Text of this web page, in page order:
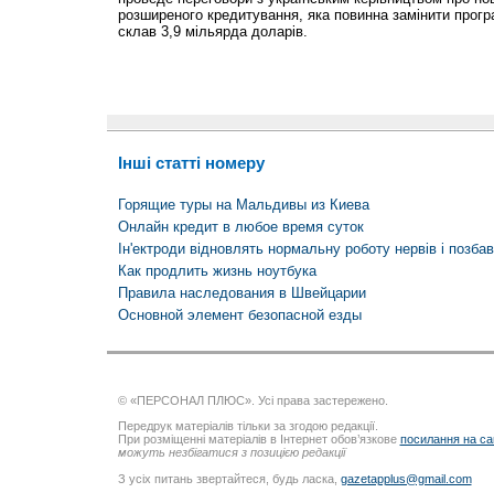
розширеного кредитування, яка повинна замінити
склав 3,9 мільярда доларів.
Інші статті номеру
Горящие туры на Мальдивы из Киева
Онлайн кредит в любое время суток
Ін'ектроди відновлять нормальну роботу нервів і
Как продлить жизнь ноутбука
Правила наследования в Швейцарии
Основной элемент безопасной езды
© «ПЕРСОНАЛ ПЛЮС». Усі права застережено.
Передрук матеріалів тільки за згодою редакції.
При розміщенні матеріалів в Інтернет обов’язкове посилання на
можуть незбігатися з позицією редакції
З усіх питань звертайтеся, будь ласка, gazetapplus@gmail.com